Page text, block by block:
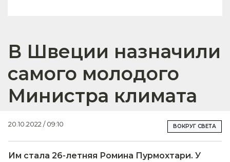
В Швеции назначили
самого молодого
Министра климата
20.10.2022 / 09:10 ВОКРУГ СВЕТА
Им стала 26-летняя Ромина Пурмохтари. У